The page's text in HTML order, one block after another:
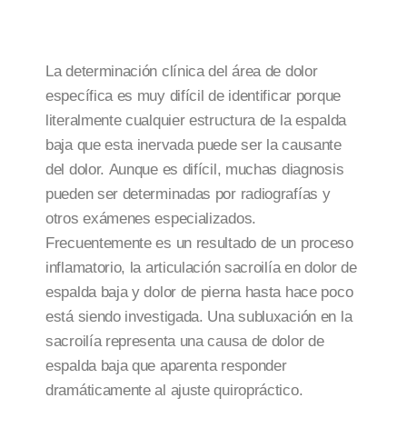
La determinación clínica del área de dolor
específica es muy difícil de identificar porque
literalmente cualquier estructura de la espalda
baja que esta inervada puede ser la causante
del dolor. Aunque es difícil, muchas diagnosis
pueden ser determinadas por radiografías y
otros exámenes especializados.
Frecuentemente es un resultado de un proceso
inflamatorio, la articulación sacroilía en dolor de
espalda baja y dolor de pierna hasta hace poco
está siendo investigada. Una subluxación en la
sacroilía representa una causa de dolor de
espalda baja que aparenta responder
dramáticamente al ajuste quiropráctico.